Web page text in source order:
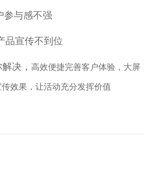
参与感不强
品宣传不到位
决， 高效便捷完善客户体验，大屏
效果，让活动充分发挥价值